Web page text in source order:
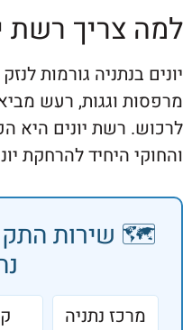
רשת יונים
גורמות לנזק רב:
וגגות, רעש מביאש
רשת יונים היא הפתרון
היחיד להרחקת יונים
התקנת
נתניה
קריית